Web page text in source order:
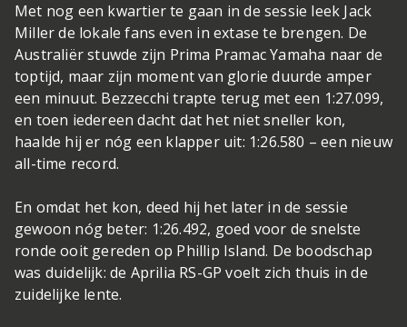
Met nog een kwartier te gaan in de sessie leek Jack
Miller de lokale fans even in extase te brengen. De
Australiër stuwde zijn Prima Pramac Yamaha naar de
toptijd, maar zijn moment van glorie duurde amper
een minuut. Bezzecchi trapte terug met een 1:27.099,
en toen iedereen dacht dat het niet sneller kon,
haalde hij er nóg een klapper uit: 1:26.580 – een nieuw
all-time record.
En omdat het kon, deed hij het later in de sessie
gewoon nóg beter: 1:26.492, goed voor de snelste
ronde ooit gereden op Phillip Island. De boodschap
was duidelijk: de Aprilia RS-GP voelt zich thuis in de
zuidelijke lente.